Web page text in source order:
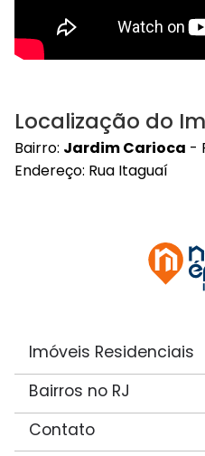
Localização do
Bairro: Jardim Carioca -
Endereço: Rua Itaguaí
Imóveis Residenciais
Bairros no RJ
Contato